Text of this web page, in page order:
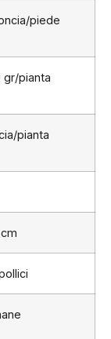
piede
gr/pianta
pianta